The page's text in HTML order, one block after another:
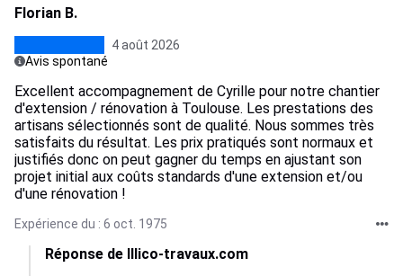
Florian B.
4 août 2026
Avis spontané
Excellent accompagnement de Cyrille pour notre chantier
d'extension / rénovation à Toulouse. Les prestations des
artisans sélectionnés sont de qualité. Nous sommes très
satisfaits du résultat. Les prix pratiqués sont normaux et
justifiés donc on peut gagner du temps en ajustant son
projet initial aux coûts standards d'une extension et/ou
d'une rénovation !
Expérience du : 6 oct. 1975
Réponse de Illico-travaux.com